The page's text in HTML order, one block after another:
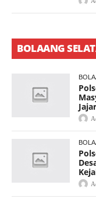
BOLAANG